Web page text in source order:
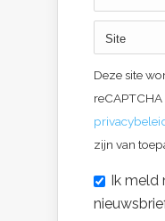
Deze site
zijn van
Ik meld